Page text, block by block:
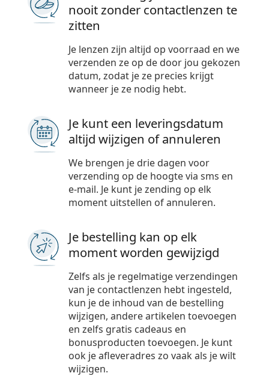
Alle merken
Persol
Alle merken
Offline
nooit zonder contactlenzen te
zitten
Je lenzen zijn altijd op voorraad en we
verzenden ze op de door jou gekozen
datum, zodat je ze precies krijgt
wanneer je ze nodig hebt.
Je kunt een leveringsdatum
altijd wijzigen of annuleren
We brengen je drie dagen voor
verzending op de hoogte via sms en
e-mail. Je kunt je zending op elk
moment uitstellen of annuleren.
Je bestelling kan op elk
moment worden gewijzigd
Zelfs als je regelmatige verzendingen
van je contactlenzen hebt ingesteld,
kun je de inhoud van de bestelling
wijzigen, andere artikelen toevoegen
en zelfs gratis cadeaus en
bonusproducten toevoegen. Je kunt
ook je afleveradres zo vaak als je wilt
wijzigen.